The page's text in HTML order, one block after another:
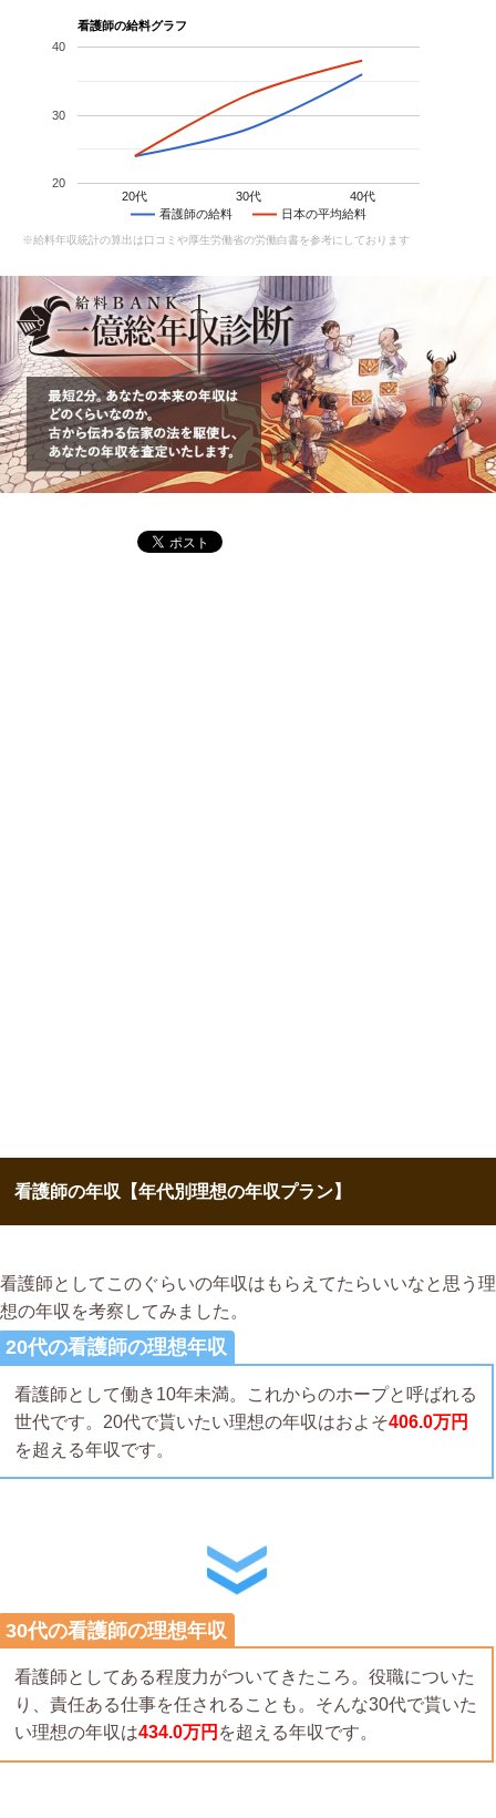
看護師の給料グラフ
看護師の給料 日本の平均給料
20代 30代 40代
20
30
40
※給料年収統計の算出は口コミや厚生労働省の労働白書を参考にしております
看護師の年収【年代別理想の年収プラン】
看護師としてこのぐらいの年収はもらえてたらいいなと思う理
想の年収を考察してみました。
20代の看護師の理想年収
看護師として働き10年未満。これからのホープと呼ばれる
世代です。20代で貰いたい理想の年収はおよそ406.0万円
を超える年収です。
30代の看護師の理想年収
看護師としてある程度力がついてきたころ。役職についた
り、責任ある仕事を任されることも。そんな30代で貰いた
い理想の年収は434.0万円 を超える年収です。